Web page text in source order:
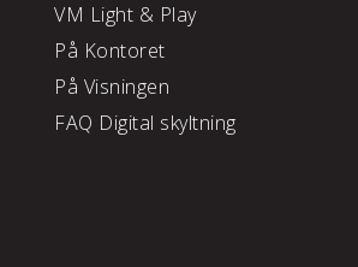
VM Light & Play
På Kontoret
På Visningen
FAQ Digital skyltning